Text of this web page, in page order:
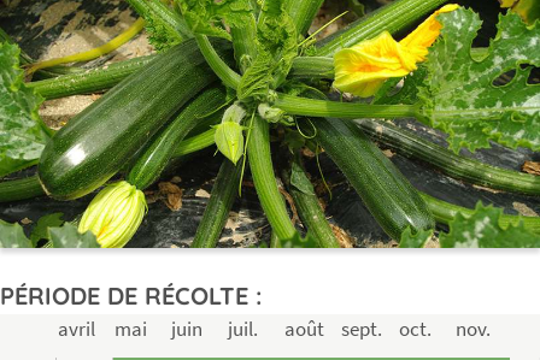
PÉRIODE DE RÉCOLTE :
avril mai juin juil. août sept. oct. nov.